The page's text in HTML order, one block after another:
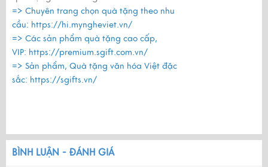
=> Chuyên trang chọn quà tặng theo nhu
cầu: https://hi.myngheviet.vn/
=> Các sản phẩm quà tặng cao cấp,
VIP: https://premium.sgift.com.vn/
=> Sản phẩm, Quà tặng văn hóa Việt đặc
sắc: https://sgifts.vn/
BÌNH LUẬN - ĐÁNH GIÁ